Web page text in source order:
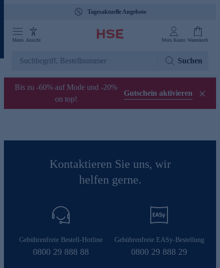
Tagesaktuelle Angebote
Menü Ansicht Mein Konto Warenkorb
Suchen
Bis zu -60% auf Mode und -20%
on top!
Gutschein aktivieren
Kontaktieren Sie uns, wir
helfen gerne.
Gebührenfreie Bestell-Hotline
0800 29 888 88
Gebührenfreie EASy-Bestellung
0800 29 888 29